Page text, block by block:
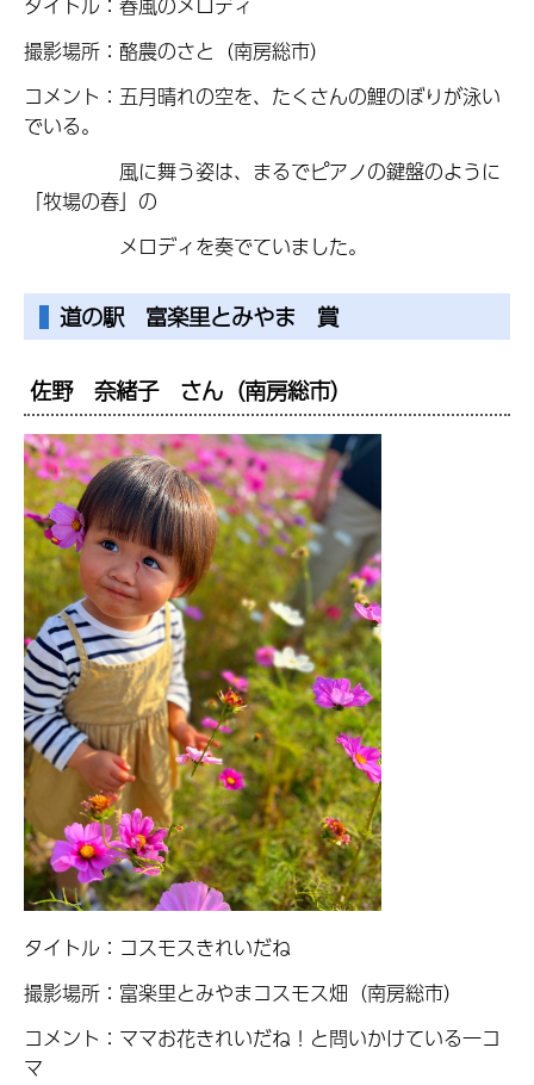
撮影場所：酪農のさと（南房総市）
コメント：五月晴れの空を、たくさんの鯉のぼりが泳い
でいる。
風に舞う姿は、まるでピアノの鍵盤のように
「牧場の春」の
メロディを奏でていました。
道の駅 富楽里とみやま 賞
佐野 奈緒子 さん（南房総市）
タイトル：コスモスきれいだね
撮影場所：富楽里とみやまコスモス畑（南房総市）
コメント：ママお花きれいだね！と問いかけている一コ
マ